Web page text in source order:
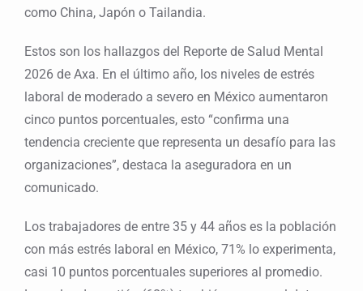
como China, Japón o Tailandia.
Estos son los hallazgos del Reporte de Salud Mental
2026 de Axa. En el último año, los niveles de estrés
laboral de moderado a severo en México aumentaron
cinco puntos porcentuales, esto “confirma una
tendencia creciente que representa un desafío para las
organizaciones”, destaca la aseguradora en un
comunicado.
Los trabajadores de entre 35 y 44 años es la población
con más estrés laboral en México, 71% lo experimenta,
casi 10 puntos porcentuales superiores al promedio.